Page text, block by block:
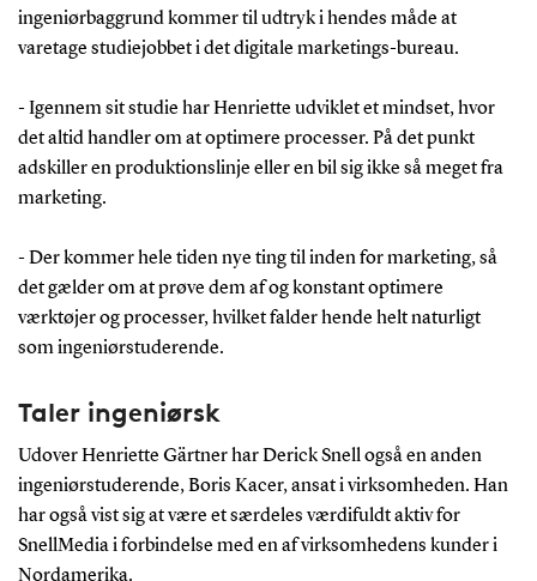
ingeniørbaggrund kommer til udtryk i hendes måde at
varetage studiejobbet i det digitale marketings-bureau.
- Igennem sit studie har Henriette udviklet et mindset, hvor
det altid handler om at optimere processer. På det punkt
adskiller en produktionslinje eller en bil sig ikke så meget fra
marketing.
- Der kommer hele tiden nye ting til inden for marketing, så
det gælder om at prøve dem af og konstant optimere
værktøjer og processer, hvilket falder hende helt naturligt
som ingeniørstuderende.
Taler ingeniørsk
Udover Henriette Gärtner har Derick Snell også en anden
ingeniørstuderende, Boris Kacer, ansat i virksomheden. Han
har også vist sig at være et særdeles værdifuldt aktiv for
SnellMedia i forbindelse med en af virksomhedens kunder i
Nordamerika.